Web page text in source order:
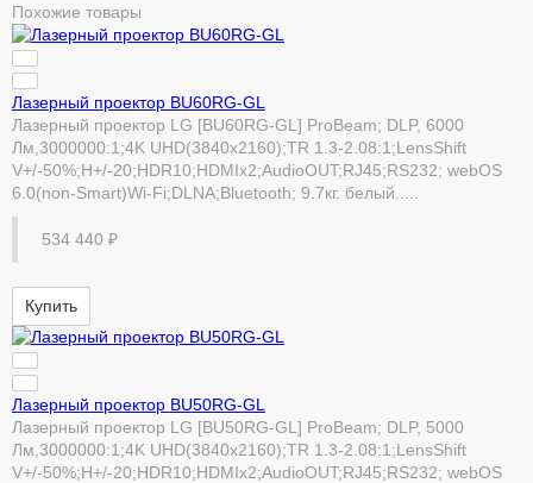
Похожие товары
Лазерный проектор BU60RG-GL
Лазерный проектор LG [BU60RG-GL] ProBeam; DLP, 6000
Лм,3000000:1;4K UHD(3840х2160);TR 1.3-2.08:1;LensShift
V+/-50%;H+/-20;HDR10;HDMIx2;AudioOUT;RJ45;RS232; webOS
6.0(non-Smart)Wi-Fi;DLNA;Bluetooth; 9.7кг. белый.....
534 440 ₽
Купить
Лазерный проектор BU50RG-GL
Лазерный проектор LG [BU50RG-GL] ProBeam; DLP, 5000
Лм,3000000:1;4K UHD(3840х2160);TR 1.3-2.08:1;LensShift
V+/-50%;H+/-20;HDR10;HDMIx2;AudioOUT;RJ45;RS232; webOS